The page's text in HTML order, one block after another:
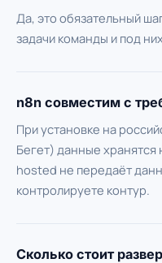
Да, это обязательный
задачи команды и под
n8n совместим с
При установке на
Бегет) данные
hosted не передаёт
контролируете контур.
Сколько стоит